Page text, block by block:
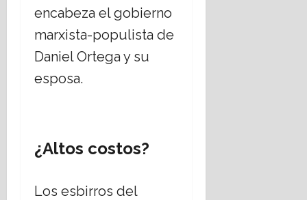
encabeza el gobierno
marxista-populista de
Daniel Ortega y su
esposa.
¿Altos costos?
Los esbirros del